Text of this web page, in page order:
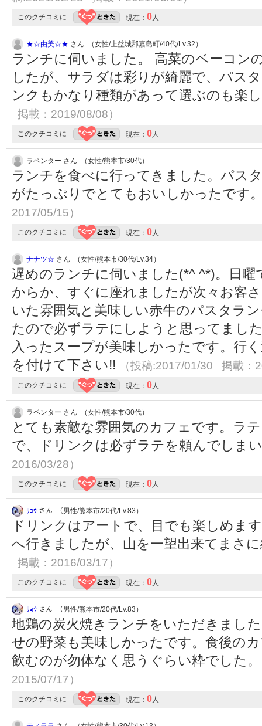
このクチコミに 現在： 0人
★☆由美☆★ さん （女性/上益城郡嘉島町/40代/Lv.32）
ランチに伺いました。 高菜のベーコン
したが、サラダは彩りが綺麗で、パス
ンクもかなり種類があって選ぶのも楽
掲載：2019/08/08）
このクチコミに 現在： 0人
ラベンター さん （女性/熊本市/30代）
ランチを食べに行ってきました。パス
がたっぷりでとてもおいしかったです
2017/05/15）
このクチコミに 現在： 0人
ナナツ☆ さん （女性/熊本市/30代/Lv.34）
遅めのランチに伺いました(*^ ^*)。日
からか、すぐに座れましたが次々お客
いた雰囲気と美味しい赤牛のパスタラ
たので必ずラテにしようと思ってまし
入ったスープが美味しかったです。行
を付けて下さい!!
（投稿:2017/01/30 掲載：
このクチコミに 現在： 0人
ラベンター さん （女性/熊本市/30代）
とても素敵な雰囲気のカフェです。ラ
で、ドリンクは必ずラテを頼んでしま
2016/03/28）
このクチコミに 現在： 0人
ﾘｮｳ さん （男性/熊本市/20代/Lv.83）
ドリンクはアートで、目でも楽しめま
へ行きましたが、山を一望出来てまさ
掲載：2016/03/17）
このクチコミに 現在： 0人
ﾘｮｳ さん （男性/熊本市/20代/Lv.83）
地鶏の炭火焼きランチをいただきまし
せの野菜も美味しかったです。食後の
飲むのが勿体なく思うぐらい粋でした
2015/07/17）
このクチコミに 現在： 0人